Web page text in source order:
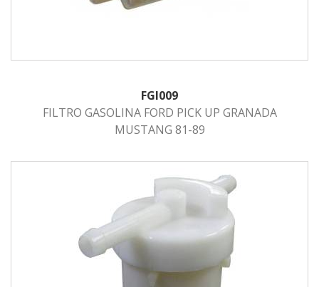
FGI009
FILTRO GASOLINA FORD PICK UP GRANADA
MUSTANG 81-89